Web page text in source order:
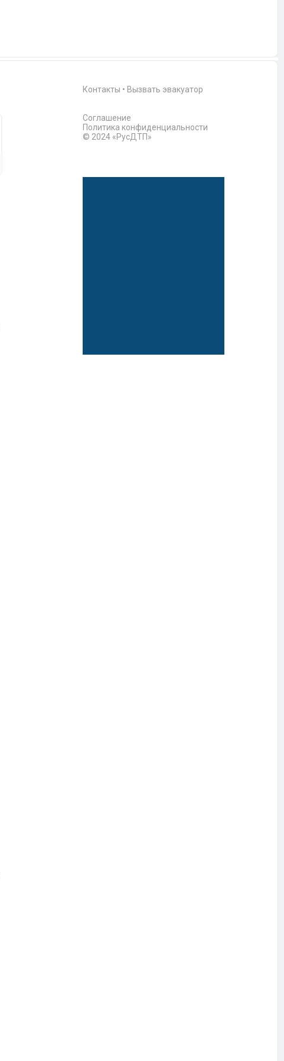
Контакты • Вызвать эвакуатор
Соглашение
Политика конфиденциальности
© 2024 «РусДТП»